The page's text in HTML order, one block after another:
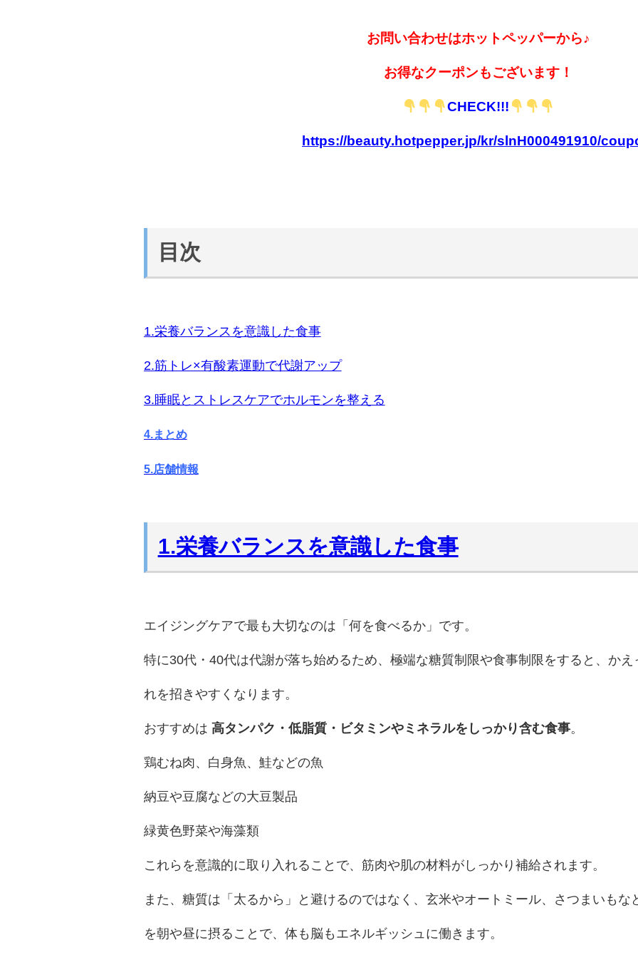
お問い合わせはホットペッパーから♪
お得なクーポンもございます！
CHECK!!!
https://beauty.hotpepper.jp/kr/slnH000491910/
目次
1.栄養バランスを意識した食事
2.筋トレ×有酸素運動で代謝アップ
3.睡眠とストレスケアでホルモンを整える
4.まとめ
5.店舗情報
1.栄養バランスを意識した食事
エイジングケアで最も大切なのは「何を食べるか」です。
特に30代・40代は代謝が落ち始めるため、極端な糖質制限や食事制限をすると、かえ
れを招きやすくなります。
おすすめは 高タンパク・低脂質・ビタミンやミネラルをしっかり含む食事。
鶏むね肉、白身魚、鮭などの魚
納豆や豆腐などの大豆製品
緑黄色野菜や海藻類
これらを意識的に取り入れることで、筋肉や肌の材料がしっかり補給されます。
また、糖質は「太るから」と避けるのではなく、玄米やオートミール、さつまいもな
を朝や昼に摂ることで、体も脳もエネルギッシュに働きます。